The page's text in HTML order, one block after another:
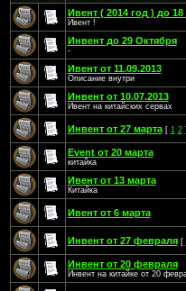
Ивент ( 2014 год ) до
Ивент !
Инвент до 29 Октября
-
Ивент от 11.09.2013
Описание внутри
Инвент от 10.07.2013
Ивент на китайских сервах
Инвент от 27 марта [ 1 2]
Event от 20 марта
китайка
Ивент от 13 марта
Китайка
Ивент от 6 марта
Инвент от 27 февраля [
Инвент от 20 февраля
Инвент на китайке от 20